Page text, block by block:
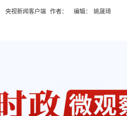
央视新闻客户端 作者： 编辑： 姚晟琦